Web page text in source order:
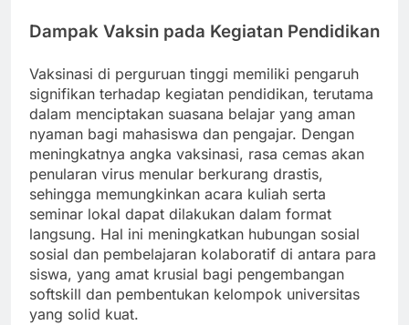
Dampak Vaksin pada Kegiatan Pendidikan
Vaksinasi di perguruan tinggi memiliki pengaruh
signifikan terhadap kegiatan pendidikan, terutama
dalam menciptakan suasana belajar yang aman
nyaman bagi mahasiswa dan pengajar. Dengan
meningkatnya angka vaksinasi, rasa cemas akan
penularan virus menular berkurang drastis,
sehingga memungkinkan acara kuliah serta
seminar lokal dapat dilakukan dalam format
langsung. Hal ini meningkatkan hubungan sosial
sosial dan pembelajaran kolaboratif di antara para
siswa, yang amat krusial bagi pengembangan
softskill dan pembentukan kelompok universitas
yang solid kuat.